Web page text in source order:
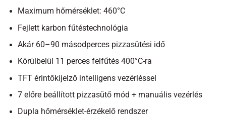
Maximum hőmérséklet: 460°C
Fejlett karbon fűtéstechnológia
Akár 60–90 másodperces pizzasütési idő
Körülbelül 11 perces felfűtés 400°C-ra
TFT érintőkijelző intelligens vezérléssel
7 előre beállított pizzasütő mód + manuális vezérlés
Dupla hőmérséklet-érzékelő rendszer